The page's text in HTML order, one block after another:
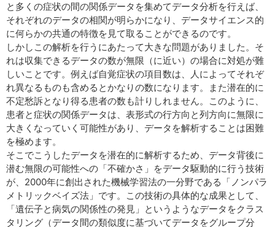
と多くの症状の間の関係データを集めてデータ分析を行えば、
それぞれのデータの相関が明らかになり、データサイエンス的
に何らかの共通の特徴を見て取ることができるのです。
しかしこの解析を行うにあたって大きな問題がありました。そ
れは収集できるデータの数が無限（に近い）の場合に対処が難
しいことです。例えば自覚症状の項目数は、人によってそれぞ
れ異なるものも含めるとかなりの数になります。また潜在的に
不定愁訴となり得る患者の数も計りしれません。このように、
患者と症状の関係データは、表形式の行方向と列方向に無限に
大きくなっていく可能性があり、データを解析することは困難
を極めます。
そこでこうしたデータを潜在的に解析するため、データ背後に
潜む無限の可能性への「不確かさ」をデータ駆動的に行う技術
が、2000年に創出された機械学習法の一分野である「ノンパラ
メトリックベイズ法」です。この技術の具体的な成果として、
「遺伝子と病気の関係性の発見」というようなデータをクラス
タリング（データ間の類似度に基づいてデータをグループ分